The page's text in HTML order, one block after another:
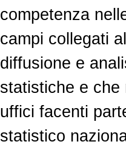
competenza
campi collegati
diffusione e
statistiche e che
uffici facenti
statistico